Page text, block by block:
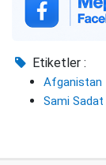
Etiketler :
Afganistan
Sami Sadat